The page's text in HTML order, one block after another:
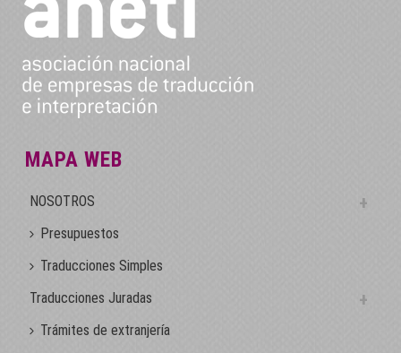
MAPA WEB
NOSOTROS
Presupuestos
Traducciones Simples
Traducciones Juradas
Trámites de extranjería